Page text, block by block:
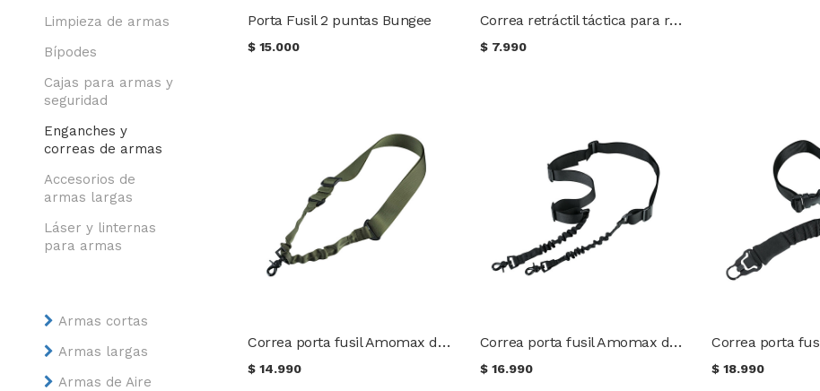
Limpieza de armas
Bípodes
Cajas para armas y
seguridad
Enganches y
correas de armas
Accesorios de
armas largas
Láser y linternas
para armas
Armas cortas
Armas largas
Armas de Aire
Porta Fusil 2 puntas Bungee
$15.000
Correa retráctil táctica para retención de pistola
$ 7.990
Correa porta fusil Amomax de una punta con gancho redondo AM-SS010G
$14.990
Correa porta fusil Amomax de dos puntas con gancho redondo AM-DS02
$ 16.990 $18.990